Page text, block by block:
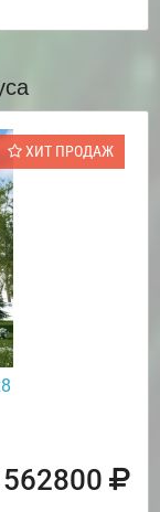
ХИТ ПРОДАЖ